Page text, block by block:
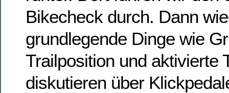
Bikecheck durch. Dann
grundlegende Dinge wie
Trailposition und aktivierte
diskutieren über